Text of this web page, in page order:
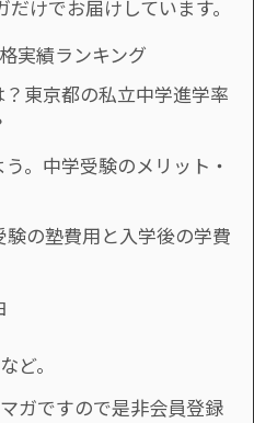
けでお届けしています。
実績ランキング
東京都の私立中学進学率
。中学受験のメリット・
の塾費用と入学後の学費
ど。
ガですので是非会員登録